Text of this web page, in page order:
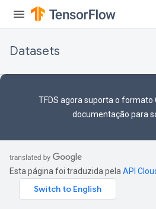
Datasets
TFDS agora suporta o formato
documentação para
Esta página foi traduzida pela API